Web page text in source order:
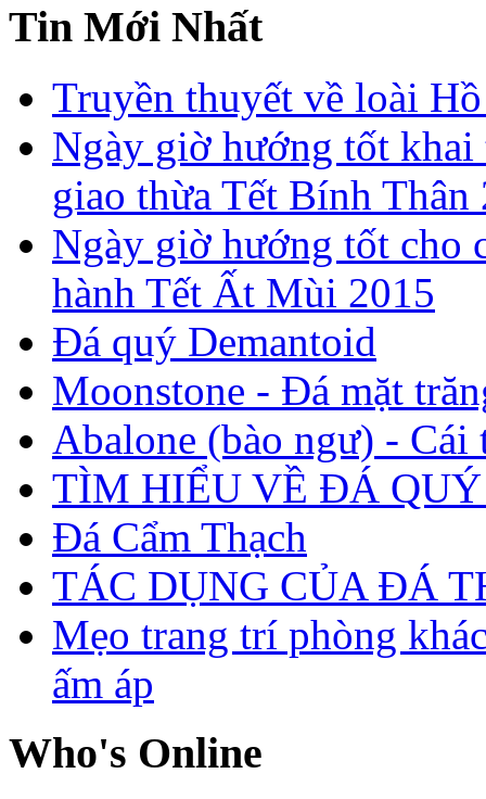
Tin Mới Nhất
Truyền thuyết về loài
Ngày giờ hướng tốt
giao thừa Tết Bính Thân
Ngày giờ hướng tốt cho
hành Tết Ất Mùi 2015
Đá quý Demantoid
Moonstone - Đá mặt
Abalone (bào ngư) - Cái
TÌM HIỂU VỀ ĐÁ QUÝ
Đá Cẩm Thạch
TÁC DỤNG CỦA ĐÁ
Mẹo trang trí phòng
ấm áp
Who's Online